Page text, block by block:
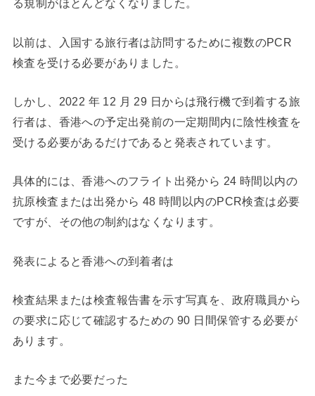
る規制がほとんどなくなりました。
以前は、入国する旅行者は訪問するために複数のPCR
検査を受ける必要がありました。
しかし、2022 年 12 月 29 日からは飛行機で到着する旅
行者は、香港への予定出発前の一定期間内に陰性検査を
受ける必要があるだけであると発表されています。
具体的には、香港へのフライト出発から 24 時間以内の
抗原検査または出発から 48 時間以内のPCR検査は必要
ですが、その他の制約はなくなります。
発表によると香港への到着者は
検査結果または検査報告書を示す写真を、政府職員から
の要求に応じて確認するための 90 日間保管する必要が
あります。
また今まで必要だった